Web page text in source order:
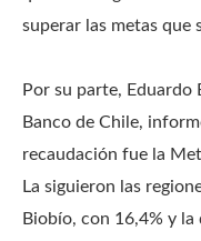
superar las metas que
Por su parte, Eduardo
Banco de Chile,
recaudación fue la
La siguieron las
Biobío, con 16,4% y